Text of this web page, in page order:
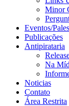
Minor
Eventos/
Publicações
Antipirataria
Na
Noticias
Contato
Área Restrita